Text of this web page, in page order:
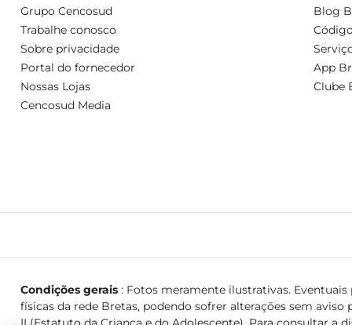
Grupo Cencosud
Trabalhe conosco
Sobre privacidade
Portal do fornecedor
Nossas Lojas
Cencosud Media
Blog
App
Clube
Condições gerais: Fotos meramente ilustrativas. Eventuais
físicas da rede Bretas, podendo sofrer alterações sem aviso